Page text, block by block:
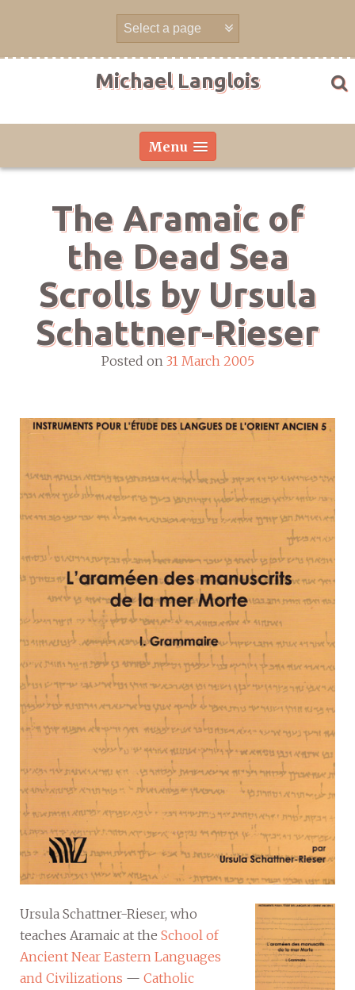
Michael Langlois
Menu
The Aramaic of
the Dead Sea
Scrolls by Ursula
Schattner-Rieser
Posted on 31 March 2005
Ursula Schattner-Rieser, who
teaches Aramaic at the School of
Ancient Near Eastern Languages
and Civilizations — Catholic